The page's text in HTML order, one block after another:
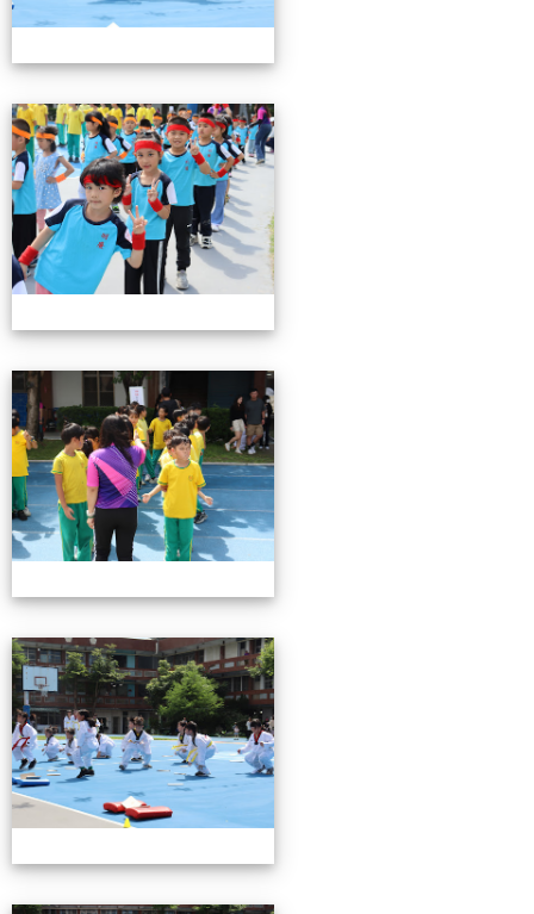
0503運動會花絮-3
0503運動會花絮-3
0503運動會花絮-3